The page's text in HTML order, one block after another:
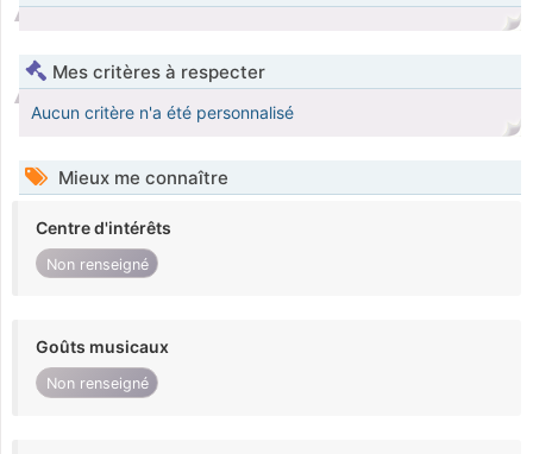
Mes critères à respecter
Aucun critère n'a été personnalisé
Mieux me connaître
Centre d'intérêts
Non renseigné
Goûts musicaux
Non renseigné